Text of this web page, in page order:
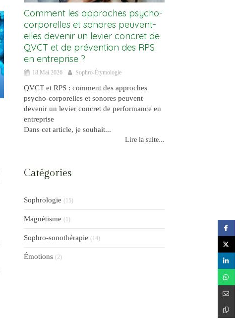
Comment les approches psycho-
corporelles et sonores peuvent-
elles devenir un levier concret de
QVCT et de prévention des RPS
en entreprise ?
18 Mai 2026 Sophro-Étymologie
QVCT et RPS : comment des approches
psycho-corporelles et sonores peuvent
devenir un levier concret de performance en
entreprise
Dans cet article, je souhait...
Lire la suite...
Catégories
Sophrologie (15)
Magnétisme (1)
Sophro-sonothérapie (14)
Émotions (2)